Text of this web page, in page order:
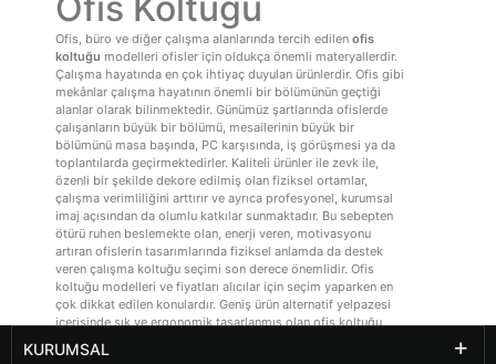
Ofis, büro ve diğer çalışma alanlarında tercih edilen ofis
koltuğu modelleri ofisler için oldukça önemli materyallerdir.
Çalışma hayatında en çok ihtiyaç duyulan ürünlerdir. Ofis gibi
mekânlar çalışma hayatının önemli bir bölümünün geçtiği
alanlar olarak bilinmektedir. Günümüz şartlarında ofislerde
çalışanların büyük bir bölümü, mesailerinin büyük bir
bölümünü masa başında, PC karşısında, iş görüşmesi ya da
toplantılarda geçirmektedirler. Kaliteli ürünler ile zevk ile,
özenli bir şekilde dekore edilmiş olan fiziksel ortamlar,
çalışma verimliliğini arttırır ve ayrıca profesyonel, kurumsal
imaj açısından da olumlu katkılar sunmaktadır. Bu sebepten
ötürü ruhen beslemekte olan, enerji veren, motivasyonu
artıran ofislerin tasarımlarında fiziksel anlamda da destek
veren çalışma koltuğu seçimi son derece önemlidir. Ofis
koltuğu modelleri ve fiyatları alıcılar için seçim yaparken en
çok dikkat edilen konulardır. Geniş ürün alternatif yelpazesi
içerisinde şık ve ergonomik tasarlanmış olan ofis koltuğu
modellerini sitemizden seçip, uzun ve yorucu olan
mesailerinizi daha konforlu ve verimli bir hale getirebilirsiniz.
KURUMSAL